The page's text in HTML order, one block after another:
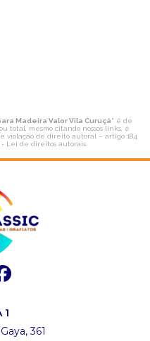
Madeira Valor Vila Curuçá" é de
total, mesmo citando nossos links, é
violação de direito autoral – artigo 184
- Lei de direitos autorais.
1
361